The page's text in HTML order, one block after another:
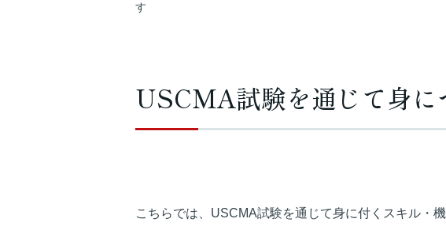
す
USCMA試験を通じて身に
こちらでは、USCMA試験を通じて身に付くスキル・機